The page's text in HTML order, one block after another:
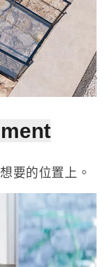
要的位置上。